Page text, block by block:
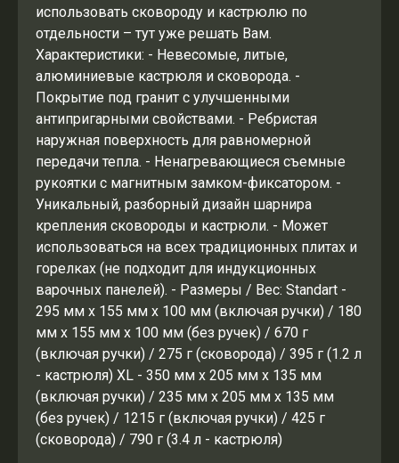
использовать сковороду и кастрюлю по
отдельности – тут уже решать Вам.
Характеристики: - Невесомые, литые,
алюминиевые кастрюля и сковорода. -
Покрытие под гранит с улучшенными
антипригарными свойствами. - Ребристая
наружная поверхность для равномерной
передачи тепла. - Ненагревающиеся съемные
рукоятки с магнитным замком-фиксатором. -
Уникальный, разборный дизайн шарнира
крепления сковороды и кастрюли. - Может
использоваться на всех традиционных плитах и
горелках (не подходит для индукционных
варочных панелей). - Размеры / Вес: Standart -
295 мм x 155 мм x 100 мм (включая ручки) / 180
мм x 155 мм x 100 мм (без ручек) / 670 г
(включая ручки) / 275 г (сковорода) / 395 г (1.2 л
- кастрюля) XL - 350 мм x 205 мм x 135 мм
(включая ручки) / 235 мм x 205 мм x 135 мм
(без ручек) / 1215 г (включая ручки) / 425 г
(сковорода) / 790 г (3.4 л - кастрюля)